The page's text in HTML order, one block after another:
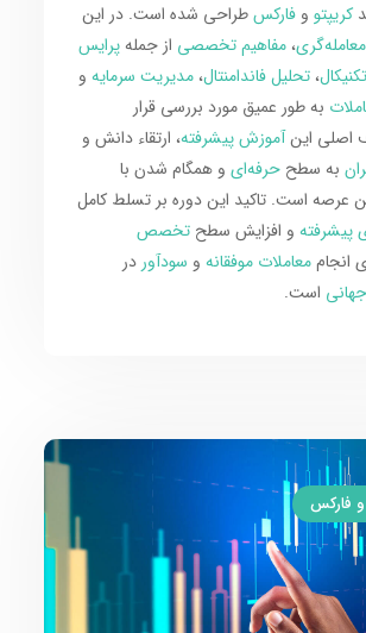
کریپتو وفارکسطراحی شده است. در این
،مفاهیم تخصصی از جملهپرایس
،تحلیل فاندامنتال،مدیریت سرمایه و
به طور عمیق مورد بررسی قرار
اصلی اینآموزش پیشرفته، ارتقاء دانش و
به سطححرفه‌ای و همگام شدن با
عرصه است. تاکید این دوره بر تسلط کامل
پیشرفته و افزایش سطحتخصص
انجاممعاملات موفقانه و سودآور در
است.
و فارکس